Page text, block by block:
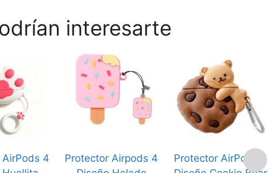
interesarte
4
Protector Airpods 4
Protector AirPods 4